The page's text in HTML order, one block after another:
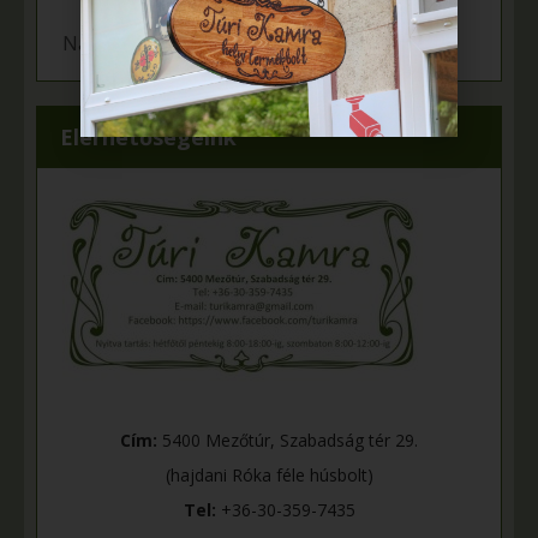
Napelem került az Adamcsik tanyára
Elérhetőségeink
Cím: 5400 Mezőtúr, Szabadság tér 29.
(hajdani Róka féle húsbolt)
Tel: +36-30-359-7435